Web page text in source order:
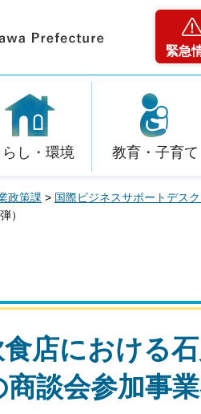
緊急
らし・環境 教育・子育て
政策課 > 国際ビジネスサポートデス
）
店における
談会参加事